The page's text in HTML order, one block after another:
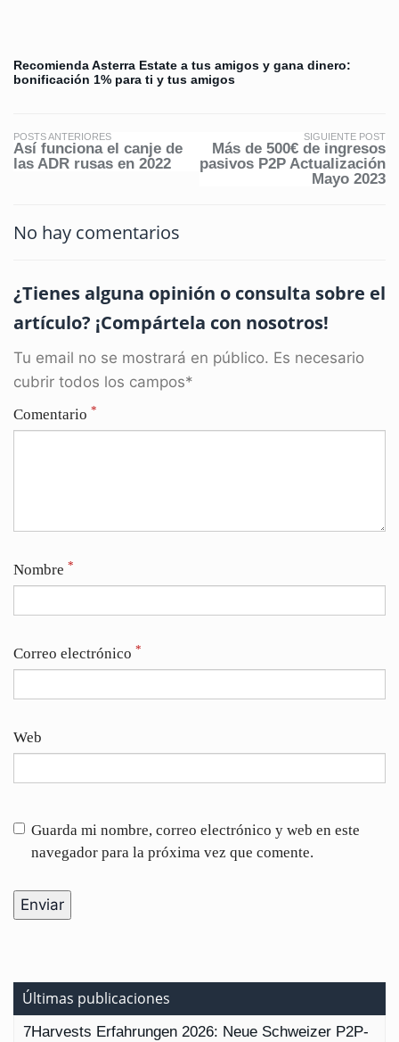
Recomienda Asterra Estate a tus amigos y gana dinero:
bonificación 1% para ti y tus amigos
POSTS ANTERIORES
Así funciona el canje de
las ADR rusas en 2022
SIGUIENTE POST
Más de 500€ de ingresos
pasivos P2P Actualización
Mayo 2023
No hay comentarios
¿Tienes alguna opinión o consulta sobre el
artículo? ¡Compártela con nosotros!
Tu email no se mostrará en público. Es necesario
cubrir todos los campos*
Comentario *
Nombre *
Correo electrónico *
Web
Guarda mi nombre, correo electrónico y web en este
navegador para la próxima vez que comente.
Últimas publicaciones
7Harvests Erfahrungen 2026: Neue Schweizer P2P-